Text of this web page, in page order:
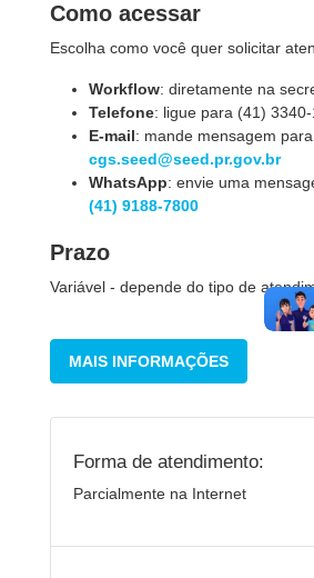
Como acessar
Escolha como você quer solicitar
Workflow: diretamente na
Telefone: ligue para (41)
E-mail: mande mensagem para
cgs.seed@seed.pr.gov.br
WhatsApp: envie uma
(41) 9188-7800
Prazo
Variável - depende do tipo de
MAIS INFORMAÇÕES
Forma de atendimento:
Parcialmente na Internet